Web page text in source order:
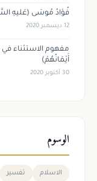
فُؤادُ مُوسَى (عَليهِ
12 ديسمبر 2020
مفهوم الاستثناء في
أَيْمَانُهُمْ)
30 أكتوبر 2020
الوسوم
الاسلام تفسير